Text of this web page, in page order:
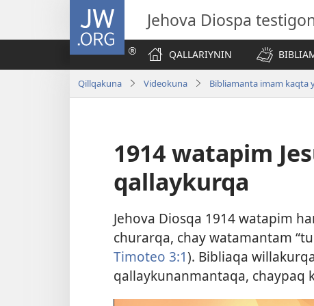
JW.ORG
Jehova Diospa
QALLARIYNIN
Qillqakuna Videokuna Bibliamanta imam kaqta
1914 watapim
qallaykurqa
Jehova Diosqa 1914 watapim
churarqa, chay watamantam
Timoteo 3:1). Bibliaqa
qallaykunanmantaqa, chaypaq